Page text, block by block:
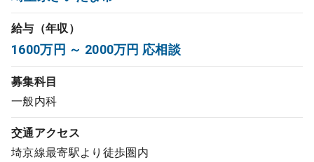
成功事例
転職ノウハウ
0120-337-613
給与（年収）
1600万円 ～ 2000万円 応相談
募集科目
一般内科
交通アクセス
埼京線最寄駅より徒歩圏内